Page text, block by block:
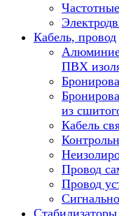
Кабель, провод
ПВХ
из
Кабель
Провод
Провод